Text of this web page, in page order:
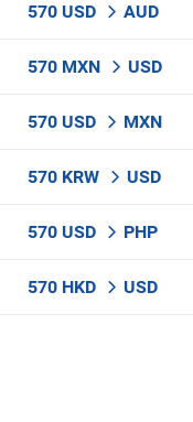
570 USD AUD
570 MXN USD
570 USD MXN
570 KRW USD
570 USD PHP
570 HKD USD